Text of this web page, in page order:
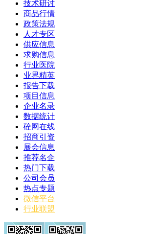
技术研讨
商品行情
政策法规
人才专区
供应信息
求购信息
行业医院
业界精英
报告下载
项目信息
企业名录
数据统计
砼网在线
招商引资
展会信息
推荐名企
热门下载
公司会员
热点专题
微信平台
行业联盟